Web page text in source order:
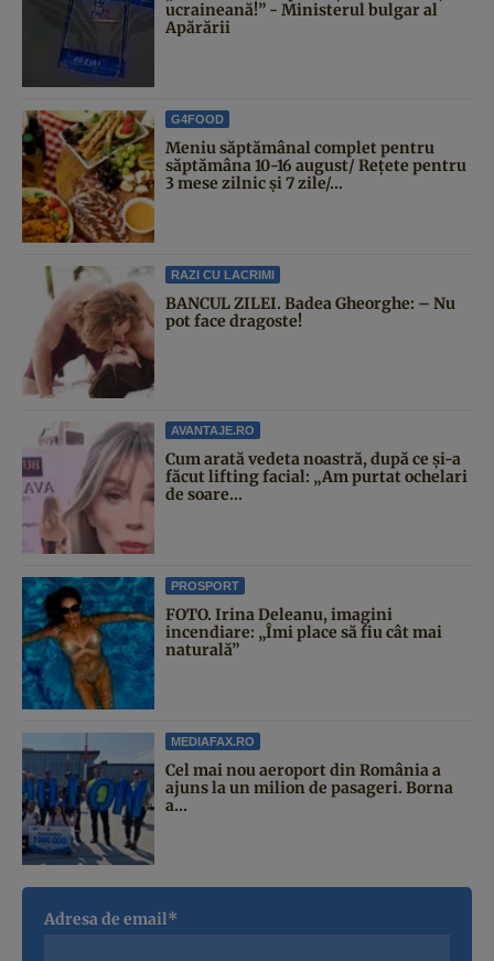
ucraineană!” - Ministerul bulgar al
Apărării
G4FOOD
Meniu săptămânal complet pentru
săptămâna 10-16 august/ Rețete pentru
3 mese zilnic și 7 zile/...
RAZI CU LACRIMI
BANCUL ZILEI. Badea Gheorghe: – Nu
pot face dragoste!
AVANTAJE.RO
Cum arată vedeta noastră, după ce și-a
făcut lifting facial: „Am purtat ochelari
de soare...
PROSPORT
FOTO. Irina Deleanu, imagini
incendiare: „Îmi place să fiu cât mai
naturală”
MEDIAFAX.RO
Cel mai nou aeroport din România a
ajuns la un milion de pasageri. Borna
a...
Adresa de email*